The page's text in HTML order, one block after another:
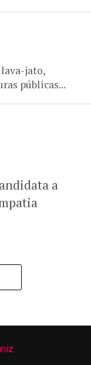
jato,
públicas...
a